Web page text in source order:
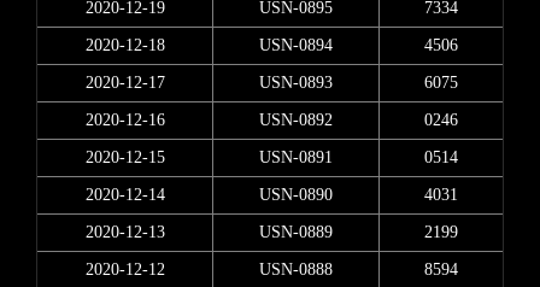
2020-12-19 USN-0895 7334
2020-12-18 USN-0894 4506
2020-12-17 USN-0893 6075
2020-12-16 USN-0892 0246
2020-12-15 USN-0891 0514
2020-12-14 USN-0890 4031
2020-12-13 USN-0889 2199
2020-12-12 USN-0888 8594